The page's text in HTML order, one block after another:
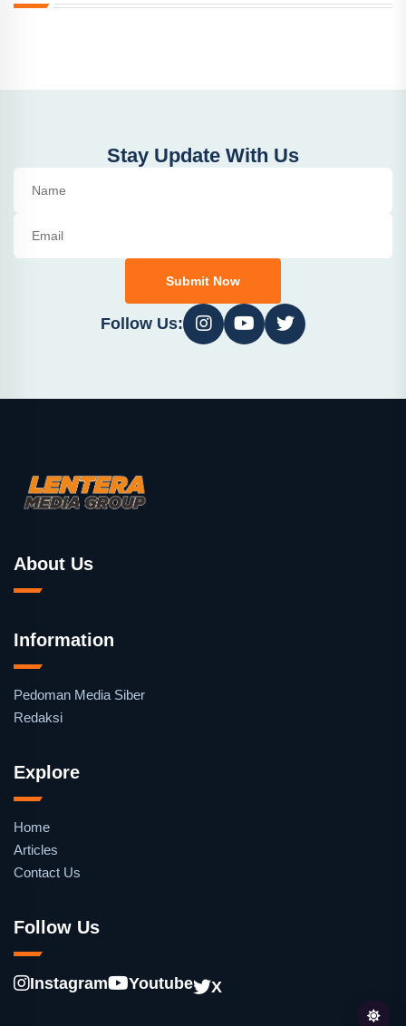
Stay Update With Us
Submit Now
Follow Us:
About Us
Information
Pedoman Media Siber
Redaksi
Explore
Home
Articles
Contact Us
Follow Us
Instagram Youtube X